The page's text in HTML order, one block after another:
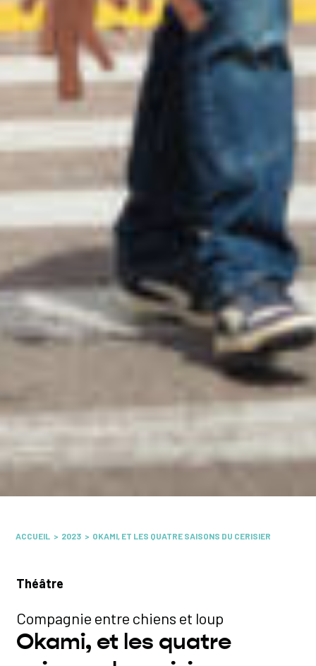
ACCUEIL 2023 OKAMI, ET LES QUATRE SAISONS DU CERISIER
Théâtre
Compagnie entre chiens et loup
Okami, et les quatre